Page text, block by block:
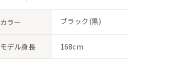
カラー ブラック(黒)
モデル身長 168cm